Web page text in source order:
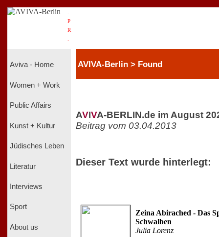
P
R
Aviva - Home
Women + Work
Public Affairs
Kunst + Kultur
Jüdisches Leben
Literatur
Interviews
Sport
About us
AVIVA-Berlin > Found
AVIVA-BERLIN.de im August
Beitrag vom 03.04.2013
Dieser Text wurde hinterlegt:
Zeina Abirached - Das
Schwalben
Julia Lorenz